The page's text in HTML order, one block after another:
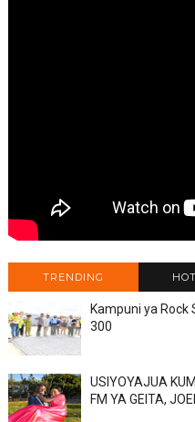
TRENDING
Kampuni ya
300
USIYOYAJUA
FM YA GEITA,